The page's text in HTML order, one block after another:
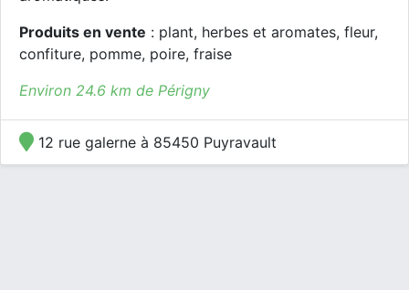
Produits en vente : plant, herbes et aromates, fleur,
confiture, pomme, poire, fraise
Environ 24.6 km de Périgny
12 rue galerne à 85450 Puyravault